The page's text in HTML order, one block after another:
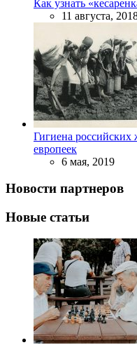
Как узнать
11 августа,
Гигиена
европеек
6 мая, 2019
Новости партнеров
Новые статьи